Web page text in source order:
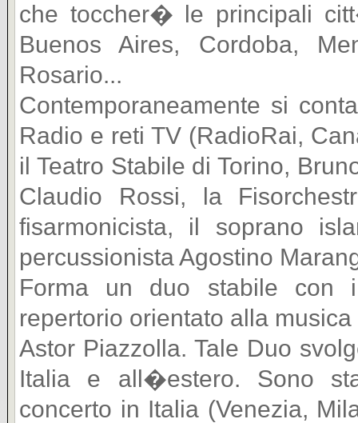
che toccher� le principali
Buenos Aires, Cordoba,
Rosario...
Contemporaneamente si
Radio e reti TV (RadioRai,
il Teatro Stabile di Torino,
Claudio Rossi, la
fisarmonicista, il soprano
percussionista Agostino
Forma un duo stabile con
repertorio orientato alla
Astor Piazzolla. Tale Duo
Italia e all�estero. Sono
concerto in Italia (Venezia,